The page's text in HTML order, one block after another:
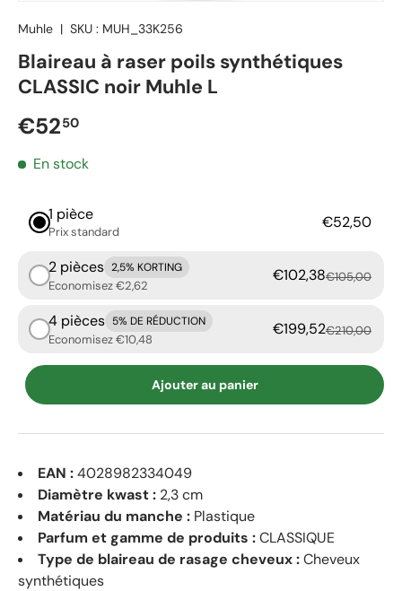
Muhle | SKU : MUH_33K256
Blaireau à raser poils synthétiques
CLASSIC noir Muhle L
Prix régulier
€5250
En stock
1 pièce
Prix ​​standard
€52,50
2 pièces 2,5% KORTING
Economisez €2,62
€102,38€105,00
4 pièces 5% DE RÉDUCTION
Economisez €10,48
€199,52€210,00
Ajouter au panier
EAN :4028982334049
Diamètre kwast : 2,3 cm
Matériau du manche : Plastique
Parfum et gamme de produits :CLASSIQUE
Type de blaireau de rasage cheveux :Cheveux
synthétiques